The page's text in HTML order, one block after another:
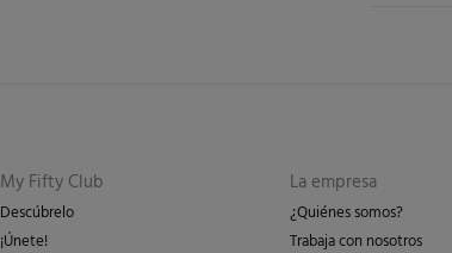
My Fifty Club
Descúbrelo
¡Únete!
La empresa
¿Quiénes somos?
Trabaja con nosotros